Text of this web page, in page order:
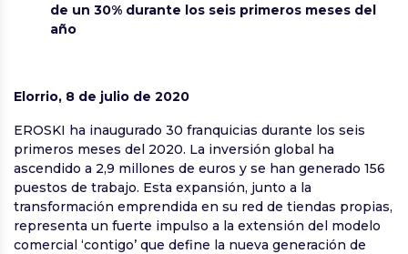
de un 30% durante los seis primeros meses del
año
Elorrio, 8 de julio de 2020
EROSKI ha inaugurado 30 franquicias durante los seis
primeros meses del 2020. La inversión global ha
ascendido a 2,9 millones de euros y se han generado 156
puestos de trabajo. Esta expansión, junto a la
transformación emprendida en su red de tiendas propias,
representa un fuerte impulso a la extensión del modelo
comercial ‘contigo’ que define la nueva generación de